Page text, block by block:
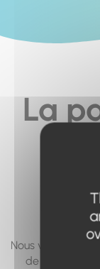
La
Nous vous
de page, ou à